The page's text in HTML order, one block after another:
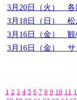
3月20日（火） 各
3月18日（日） 松
3月16日（金） 観
3月16日（金） サ
1 2 3 4 5 6 7 8 9 10 11